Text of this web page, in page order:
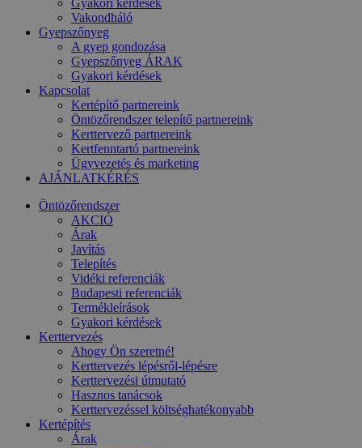
Gyakori kérdések
Vakondháló
Gyepszőnyeg
A gyep gondozása
Gyepszőnyeg ÁRAK
Gyakori kérdések
Kapcsolat
Kertépítő partnereink
Öntözőrendszer telepítő partnereink
Kerttervező partnereink
Kertfenntartó partnereink
Ügyvezetés és marketing
AJÁNLATKÉRÉS
Öntözőrendszer
AKCIÓ
Árak
Javítás
Telepítés
Vidéki referenciák
Budapesti referenciák
Termékleírások
Gyakori kérdések
Kerttervezés
Ahogy Ön szeretné!
Kerttervezés lépésről-lépésre
Kerttervezési útmutató
Hasznos tanácsok
Kerttervezéssel költséghatékonyabb
Kertépítés
Árak